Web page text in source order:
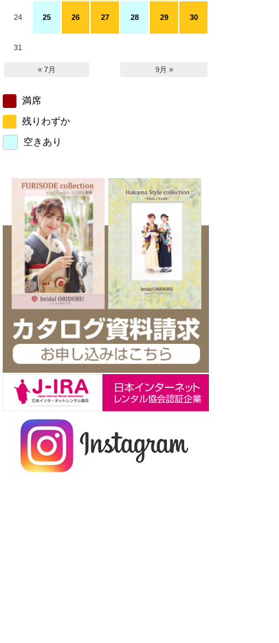
24 25 26 27 28 29 30
31
« 7月 9月 »
満席
残りわずか
空きあり